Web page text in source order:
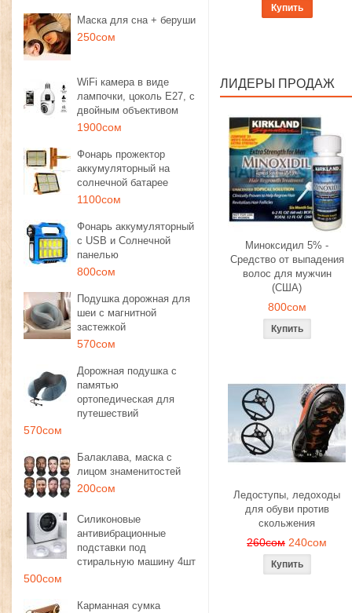
Маска для сна + беруши
250сом
WiFi камера в виде
лампочки, цоколь E27, с
двойным объективом
1900сом
Фонарь прожектор
аккумуляторный на
солнечной батарее
1100сом
Фонарь аккумуляторный
с USB и Солнечной
панелью
800сом
Подушка дорожная для
шеи с магнитной
застежкой
570сом
Дорожная подушка с
памятью
ортопедическая для
путешествий
570сом
Балаклава, маска с
лицом знаменитостей
200сом
Силиконовые
антивибрационные
подставки под
стиральную машину 4шт
500сом
Карманная сумка
Купить
ЛИДЕРЫ ПРОДАЖ
Миноксидил 5% -
Средство от выпадения
волос для мужчин
(США)
800сом
Ледоступы, ледоходы
для обуви против
скольжения
260сом 240сом